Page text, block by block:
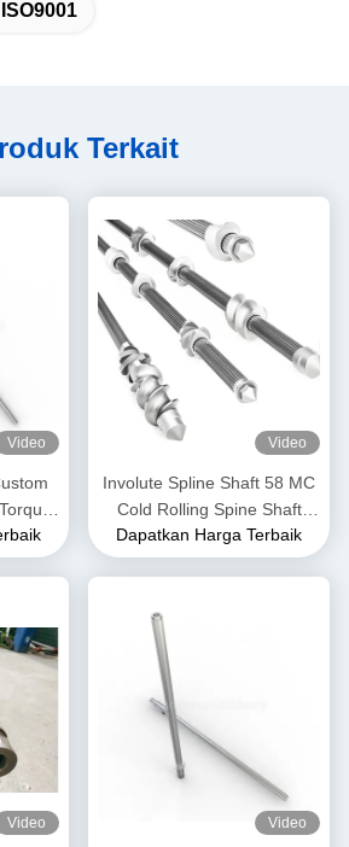
Terkait
Video Video
Involute Spline Shaft 58 MC
Cold Rolling Spine Shaft
Spare Parts Untuk Twin
Screw Extruder
Dapatkan Harga Terbaik
Video Video